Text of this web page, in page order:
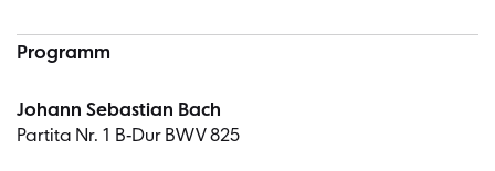
Programm
Johann Sebastian Bach
Partita Nr. 1 B-Dur BWV 825